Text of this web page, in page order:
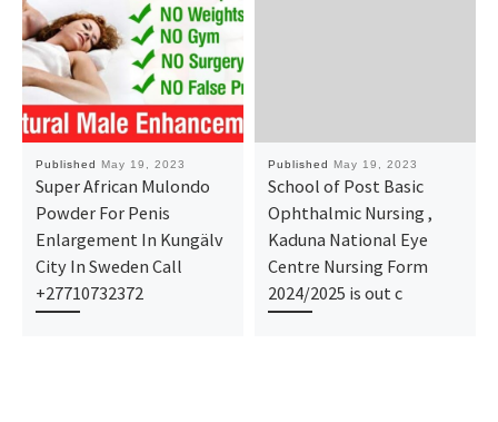
Published May 19, 2023
Super African Mulondo
Powder For Penis
Enlargement In Kungälv
City In Sweden Call
+27710732372
Published May 19, 2023
School of Post Basic
Ophthalmic Nursing ,
Kaduna National Eye
Centre Nursing Form
2024/2025 is out c